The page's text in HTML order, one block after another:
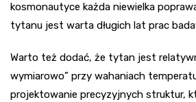
kosmonautyce każda niewielka
tytanu jest warta długich lat prac
Warto też dodać, że tytan jest
wymiarowo” przy wahaniach
projektowanie precyzyjnych struktur,